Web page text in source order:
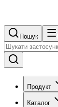
Пошук
Продукт
Каталог